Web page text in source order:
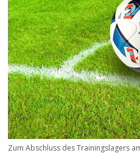
Zum Abschluss des Trainingslagers